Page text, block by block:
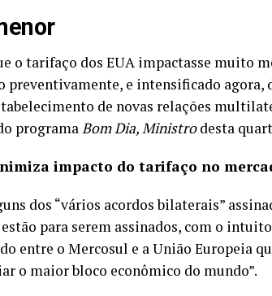
o tarifaço dos EUA impactasse muito
preventivamente, e intensificado agora,
de novas relações
programaBom Dia, Ministrodesta
impacto do tarifaço no
dos “vários acordos bilaterais”
estão para serem assinados, com o
entre o Mercosul e a União Europeia
o maior bloco econômico do mundo”.